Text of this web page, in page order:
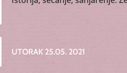
UTORAK 25.05. 2021